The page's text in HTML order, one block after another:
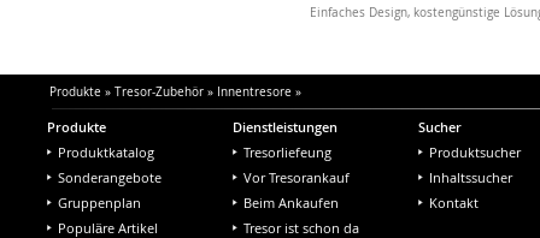
Einfaches Design, kostengünstige
Produkte » Tresor-Zubehör» Innentresore »
Produkte
Produktkatalog
Sonderangebote
Gruppenplan
Populäre Artikel
Dienstleistungen
Tresorliefeung
Vor Tresorankauf
Beim Ankaufen
Tresor ist schon da
Sucher
Produktsucher
Inhaltssucher
Kontakt